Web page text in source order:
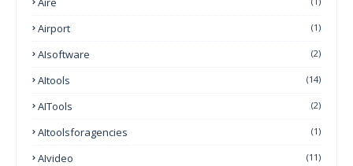
Airport (1)
AIsoftware (2)
AItools (14)
AITools (2)
AItoolsforagencies (1)
AIvideo (11)